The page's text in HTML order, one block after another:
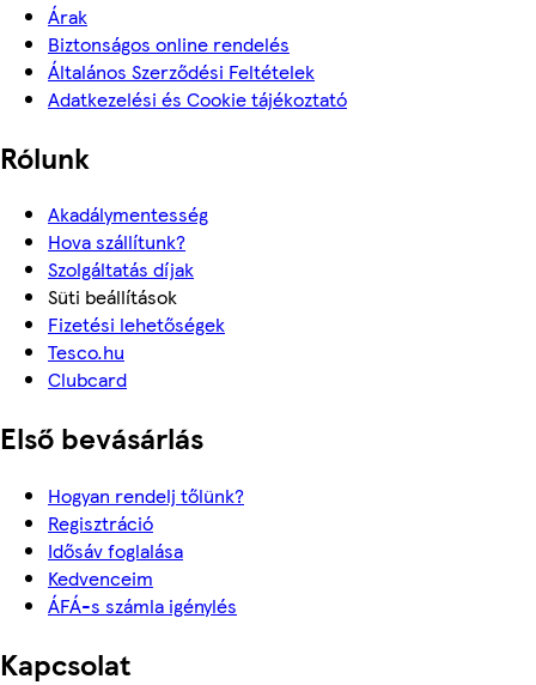
Árak
Biztonságos online rendelés
Általános Szerződési Feltételek
Adatkezelési és Cookie tájékoztató
Rólunk
Akadálymentesség
Hova szállítunk?
Szolgáltatás díjak
Süti beállítások
Fizetési lehetőségek
Tesco.hu
Clubcard
Első bevásárlás
Hogyan rendelj tőlünk?
Regisztráció
Idősáv foglalása
Kedvenceim
ÁFÁ-s számla igénylés
Kapcsolat